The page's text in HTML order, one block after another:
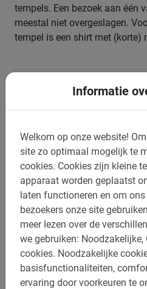
Informatie
Welkom op onze website!
site zo optimaal mogelijk te
cookies. Cookies zijn kleine
apparaat worden geplaatst
laten functioneren en om
bezoekers onze site
meer lezen over de
we gebruiken:
cookies. Noodzakelijke
basisfunctionaliteiten,
ervaring door voorkeuren te
tempels. Een bezoek aan één
meestal niet overgeslagen.
tempel is een shirt met (korte)
Enthousiast geraakt over
in deze stad is een must
excursie niet snel vergeten
hoogtepunt ervaren.
gegevens in te voeren in het
geen reserveringskosten aan
kennen de Thaise hoofdstad
zult tijdens de Bangkok
onvergetelijke manier worden
deze excursie geschikt voor
naar Ayutthaya? Dan wil je